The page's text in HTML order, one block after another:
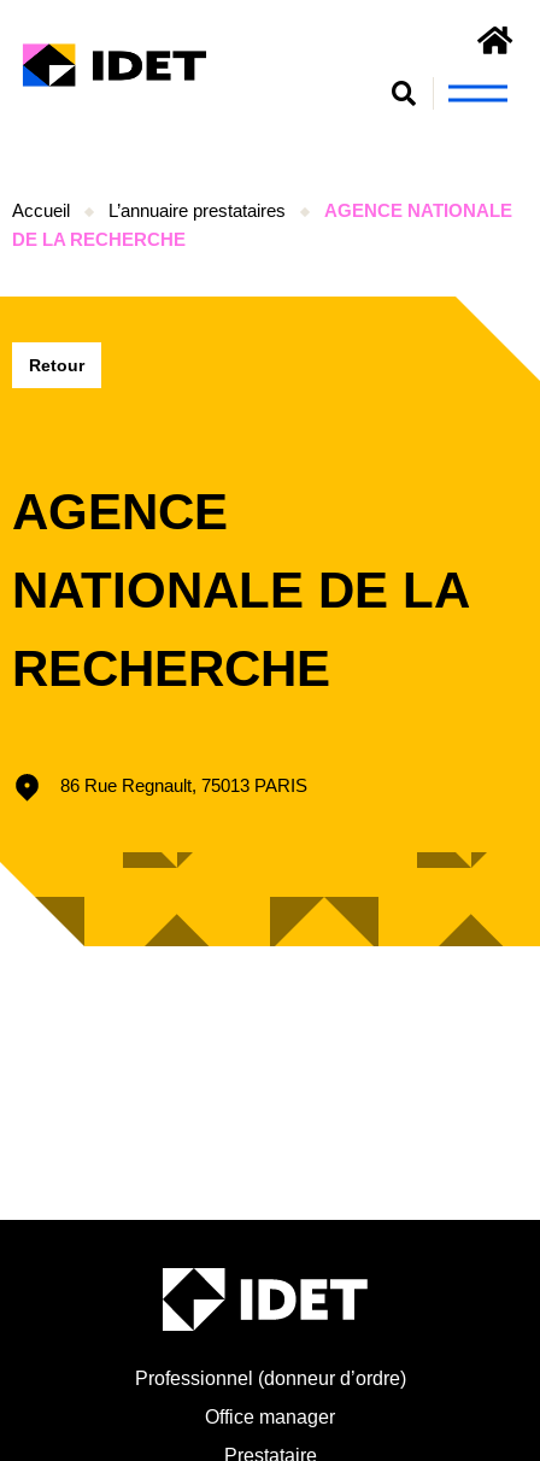
Accueil L’annuaire prestataires
AGENCE NATIONALE
DE LA RECHERCHE
Retour
AGENCE
NATIONALE DE LA
RECHERCHE
86 Rue Regnault, 75013 PARIS
Professionnel (donneur d’ordre)
Office manager
Prestataire